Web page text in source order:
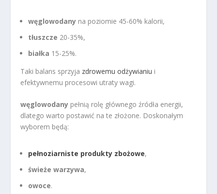
węglowodany na poziomie 45-60% kalorii,
tłuszcze 20-35%,
białka 15-25%.
Taki balans sprzyja zdrowemu odżywianiu i
efektywnemu procesowi utraty wagi.
węglowodany pełnią rolę głównego źródła energii,
dlatego warto postawić na te złożone. Doskonałym
wyborem będą:
pełnoziarniste produkty zbożowe,
świeże warzywa,
owoce.